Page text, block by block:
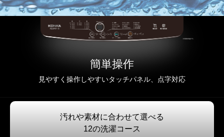
簡単操作
見やすく操作しやすいタッチパネル、点字対応
汚れや素材に合わせて選べる
12の洗濯コース